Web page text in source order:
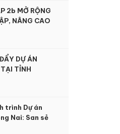
2b MỞ RỘNG
NÂNG CAO
CHO
TẠI KON
DỰ ÁN
TỈNH
sinh kế và
phục hồi chức
độc da
trình Dự án
Nai: San sẻ
xoa dịu